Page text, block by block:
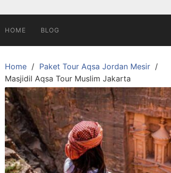
HOME BLOG
Home
Paket Tour Aqsa Jordan Mesir
Masjidil Aqsa Tour Muslim Jakarta